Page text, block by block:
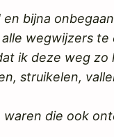
bijna
wegwijzers te
ik deze weg zo
struikelen,
die ook